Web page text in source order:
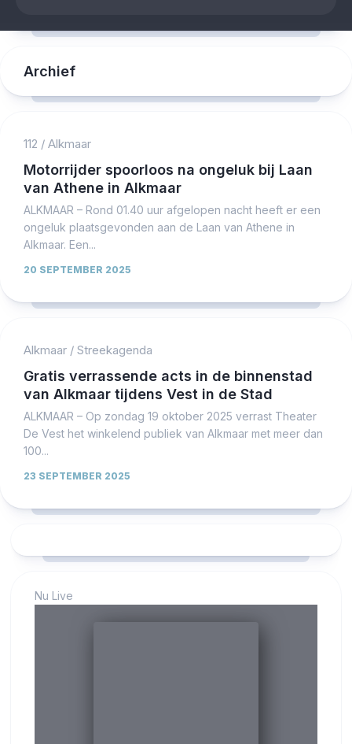
Archief
112 / Alkmaar
Motorrijder spoorloos na ongeluk bij Laan
van Athene in Alkmaar
ALKMAAR – Rond 01.40 uur afgelopen nacht heeft er een
ongeluk plaatsgevonden aan de Laan van Athene in
Alkmaar. Een...
20 SEPTEMBER 2025
Alkmaar / Streekagenda
Gratis verrassende acts in de binnenstad
van Alkmaar tijdens Vest in de Stad
ALKMAAR – Op zondag 19 oktober 2025 verrast Theater
De Vest het winkelend publiek van Alkmaar met meer dan
100...
23 SEPTEMBER 2025
Nu Live